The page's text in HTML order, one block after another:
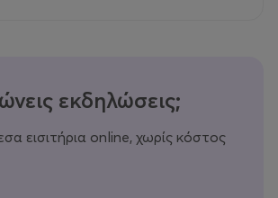
εκδηλώσεις;
εισιτήρια online, χωρίς κόστος